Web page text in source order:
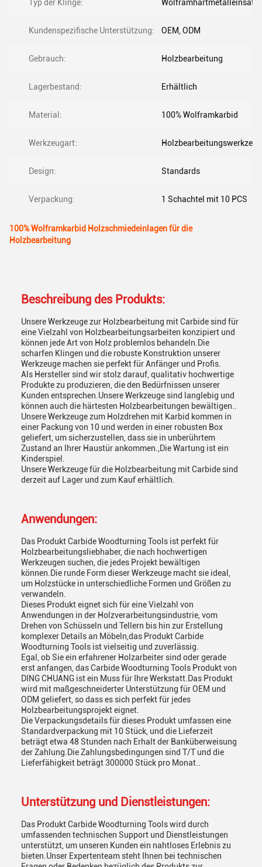
Typ der Klinge: Wolframhartmetalleinsätze
Kundenspezifische Unterstützung: OEM, ODM
Gebrauch: Holzbearbeitung
Lagerbestand: Erhältlich
Material: 100% Wolframkarbid
Werkzeugart:
Design: Standards
Verpackung: 1 Schachtel mit 10 PCS
100% Wolframkarbid Holzschmiedeinlagen für die
Holzbearbeitung
Beschreibung des Produkts:
Unsere Werkzeuge zur Holzbearbeitung mit Carbide sind für
eine Vielzahl von Holzbearbeitungsarbeiten konzipiert und
können jede Art von Holz problemlos behandeln.Die
scharfen Klingen und die robuste Konstruktion unserer
Werkzeuge machen sie perfekt für Anfänger und Profis.
Als Hersteller sind wir stolz darauf, qualitativ hochwertige
Produkte zu produzieren, die den Bedürfnissen unserer
Kunden entsprechen.Unsere Werkzeuge sind langlebig und
können auch die härtesten Holzbearbeitungen bewältigen..
Unsere Werkzeuge zum Holzdrehen mit Karbid kommen in
einer Packung von 10 und werden in einer robusten Box
geliefert, um sicherzustellen, dass sie in unberührtem
Zustand an Ihrer Haustür ankommen.,Die Wartung ist ein
Kinderspiel.
Unsere Werkzeuge für die Holzbearbeitung mit Carbide sind
derzeit auf Lager und zum Kauf erhältlich.
Anwendungen:
Das Produkt Carbide Woodturning Tools ist perfekt für
Holzbearbeitungsliebhaber, die nach hochwertigen
Werkzeugen suchen, die jedes Projekt bewältigen
können.Die runde Form dieser Werkzeuge macht sie ideal,
um Holzstücke in unterschiedliche Formen und Größen zu
verwandeln.
Dieses Produkt eignet sich für eine Vielzahl von
Anwendungen in der Holzverarbeitungsindustrie, vom
Drehen von Schüsseln und Tellern bis hin zur Erstellung
komplexer Details an Möbeln,das Produkt Carbide
Woodturning Tools ist vielseitig und zuverlässig.
Egal, ob Sie ein erfahrener Holzarbeiter sind oder gerade
erst anfangen, das Carbide Woodturning Tools Produkt von
DING CHUANG ist ein Muss für Ihre Werkstatt.Das Produkt
wird mit maßgeschneiderter Unterstützung für OEM und
ODM geliefert, so dass es sich perfekt für jedes
Holzbearbeitungsprojekt eignet.
Die Verpackungsdetails für dieses Produkt umfassen eine
Standardverpackung mit 10 Stück, und die Lieferzeit
beträgt etwa 48 Stunden nach Erhalt der Banküberweisung
der Zahlung.Die Zahlungsbedingungen sind T/T und die
Lieferfähigkeit beträgt 300000 Stück pro Monat..
Unterstützung und Dienstleistungen:
Das Produkt Carbide Woodturning Tools wird durch
umfassenden technischen Support und Dienstleistungen
unterstützt, um unseren Kunden ein nahtloses Erlebnis zu
bieten.Unser Expertenteam steht Ihnen bei technischen